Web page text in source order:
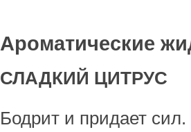
Ароматические
СЛАДКИЙ ЦИТРУС
Бодрит и придает